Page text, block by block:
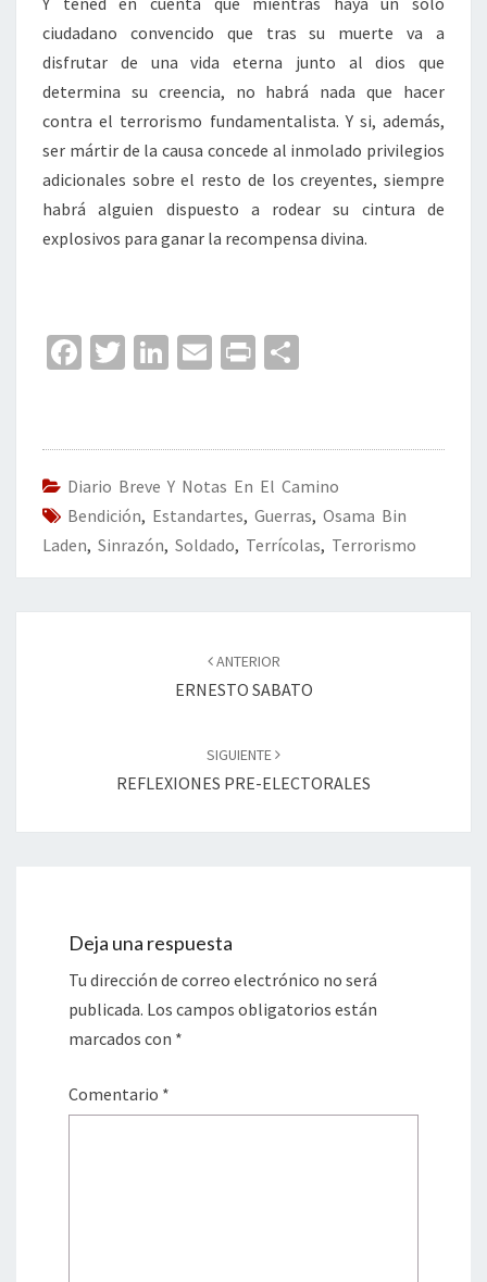
ciudadano convencido que tras su muerte va a
disfrutar de una vida eterna junto al dios que
determina su creencia, no habrá nada que hacer
contra el terrorismo fundamentalista. Y si, además,
ser mártir de la causa concede al inmolado privilegios
adicionales sobre el resto de los creyentes, siempre
habrá alguien dispuesto a rodear su cintura de
explosivos para ganar la recompensa divina.
Fa
o
o
k
T
er
Li
dI
n
E
l
Pr
p
ar
tir
Diario Breve Y Notas En El Camino
Bendición, Estandartes, Guerras, Osama Bin
Laden, Sinrazón, Soldado, Terrícolas, Terrorismo
ANTERIOR
ERNESTO SABATO
SIGUIENTE
REFLEXIONES PRE-ELECTORALES
Deja una respuesta
Tu dirección de correo electrónico no será
publicada. Los campos obligatorios están
marcados con *
Comentario *